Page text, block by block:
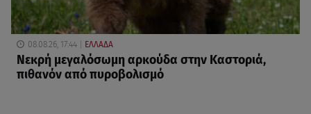
08.08.26, 17:44 ΕΛΛΑΔΑ
Νεκρή μεγαλόσωμη αρκούδα στην Καστοριά,
πιθανόν από πυροβολισμό